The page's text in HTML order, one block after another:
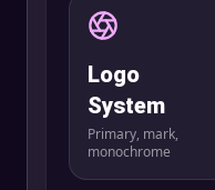
Logo
System
Primary, mark,
monochrome